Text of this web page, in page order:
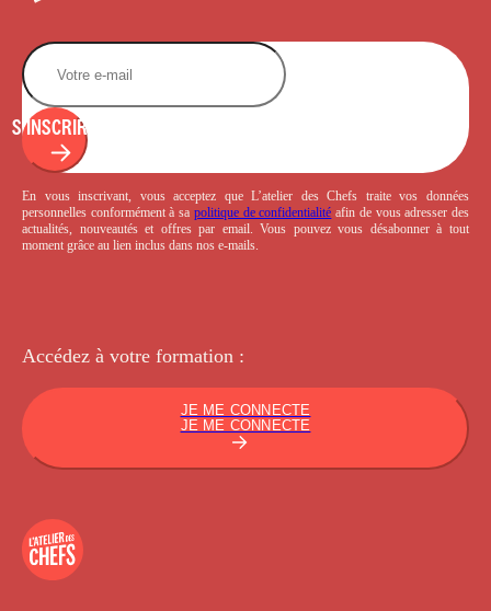
S'INSCRIRE
En vous inscrivant, vous acceptez que L’atelier des Chefs traite vos données
personnelles conformément à sa politique de confidentialité afin de vous adresser des
actualités, nouveautés et offres par email. Vous pouvez vous désabonner à tout
moment grâce au lien inclus dans nos e-mails.
Accédez à votre formation :
JE ME CONNECTE
JE ME CONNECTE